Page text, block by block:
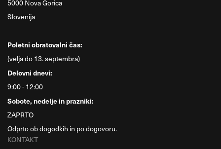
5000 Nova Gorica
Slovenija
Poletni obratovalni čas:
(velja do 13. septembra)
Delovni dnevi:
9:00 - 12:00
Sobote, nedelje in prazniki:
ZAPRTO
Odprto ob dogodkih in po dogovoru.
KONTAKT